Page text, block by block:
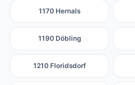
1170 Hernals
1190 Döbling
1210 Floridsdorf